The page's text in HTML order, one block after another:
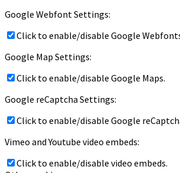
Google Webfont Settings:
Click to enable/disable Google
Google Map Settings:
Click to enable/disable Google Maps.
Google reCaptcha Settings:
Click to enable/disable Google
Vimeo and Youtube video embeds:
Click to enable/disable video embeds.